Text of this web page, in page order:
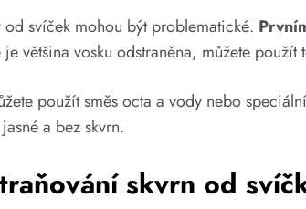
svíček mohou být problematické.
je většina vosku odstraněna, můžete
použít směs octa a vody nebo
a bez skvrn.
skvrn od